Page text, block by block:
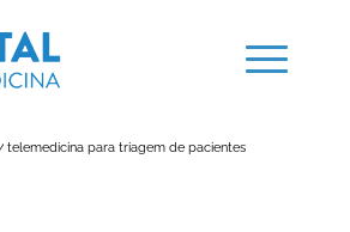
telemedicina para triagem de pacientes